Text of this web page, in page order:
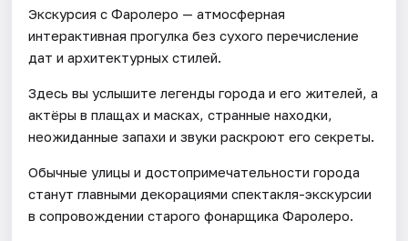
Экскурсия с Фаролеро — атмосферная
интерактивная прогулка без сухого перечисление
дат и архитектурных стилей.
Здесь вы услышите легенды города и его жителей, а
актёры в плащах и масках, странные находки,
неожиданные запахи и звуки раскроют его секреты.
Обычные улицы и достопримечательности города
станут главными декорациями спектакля-экскурсии
в сопровождении старого фонарщика Фаролеро.